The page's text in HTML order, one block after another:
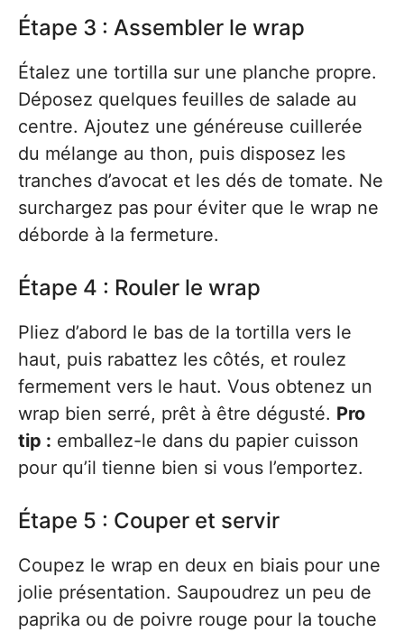
Étape 3 : Assembler le wrap
Étalez une tortilla sur une planche propre.
Déposez quelques feuilles de salade au
centre. Ajoutez une généreuse cuillerée
du mélange au thon, puis disposez les
tranches d’avocat et les dés de tomate. Ne
surchargez pas pour éviter que le wrap ne
déborde à la fermeture.
Étape 4 : Rouler le wrap
Pliez d’abord le bas de la tortilla vers le
haut, puis rabattez les côtés, et roulez
fermement vers le haut. Vous obtenez un
wrap bien serré, prêt à être dégusté. Pro
tip : emballez-le dans du papier cuisson
pour qu’il tienne bien si vous l’emportez.
Étape 5 : Couper et servir
Coupez le wrap en deux en biais pour une
jolie présentation. Saupoudrez un peu de
paprika ou de poivre rouge pour la touche